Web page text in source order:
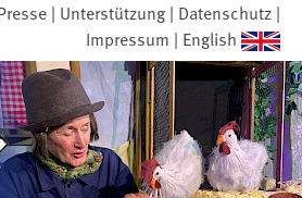
Unterstützung Datenschutz
Impressum English